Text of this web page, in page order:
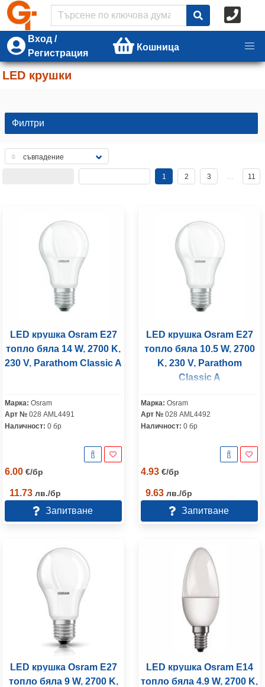
Вход /
Регистрация
Кошница
LED крушки
Филтри
1 2 3 11
LED крушка Osram E27
топло бяла 14 W, 2700 K,
230 V, Parathom Classic A
Марка: Osram
Арт № 028 AML4491
Наличност: 0 бр
6.00 €/бр
11.73 лв./бр
Запитване
LED крушка Osram E27
топло бяла 10.5 W, 2700
K, 230 V, Parathom
Classic A
Марка: Osram
Арт № 028 AML4492
Наличност: 0 бр
4.93 €/бр
9.63 лв./бр
Запитване
LED крушка Osram E27
топло бяла 9 W, 2700 K,
LED крушка Osram E14
топло бяла 4.9 W, 2700 K,